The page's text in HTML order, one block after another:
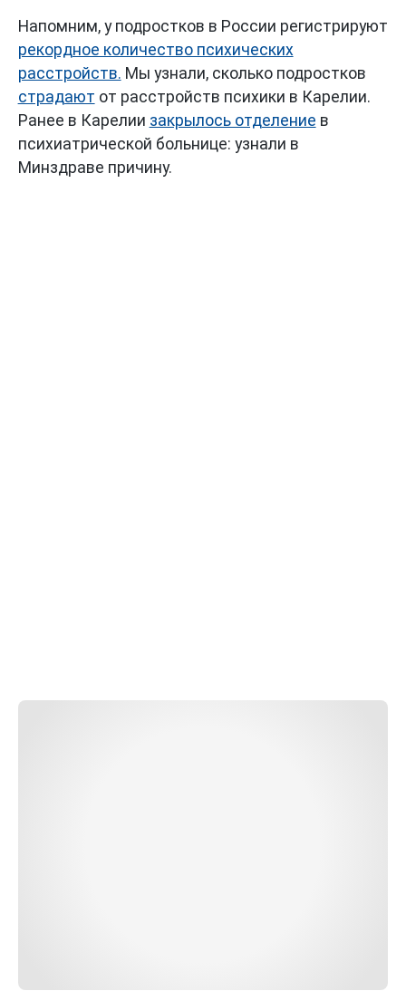
Напомним, у подростков в России регистрируют
рекордное количество психических
расстройств. Мы узнали, сколько подростков
страдают от расстройств психики в Карелии.
Ранее в Карелии закрылось отделение в
психиатрической больнице: узнали в
Минздраве причину.